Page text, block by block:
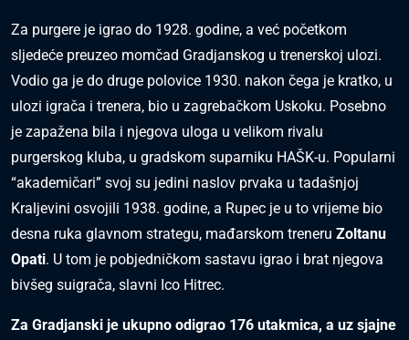
Za purgere je igrao do 1928. godine, a već početkom
sljedeće preuzeo momčad Gradjanskog u trenerskoj ulozi.
Vodio ga je do druge polovice 1930. nakon čega je kratko, u
ulozi igrača i trenera, bio u zagrebačkom Uskoku. Posebno
je zapažena bila i njegova uloga u velikom rivalu
purgerskog kluba, u gradskom suparniku HAŠK-u. Popularni
“akademičari” svoj su jedini naslov prvaka u tadašnjoj
Kraljevini osvojili 1938. godine, a Rupec je u to vrijeme bio
desna ruka glavnom strategu, mađarskom treneru Zoltanu
Opati. U tom je pobjedničkom sastavu igrao i brat njegova
bivšeg suigrača, slavni Ico Hitrec.
Za Gradjanski je ukupno odigrao 176 utakmica, a uz sjajne